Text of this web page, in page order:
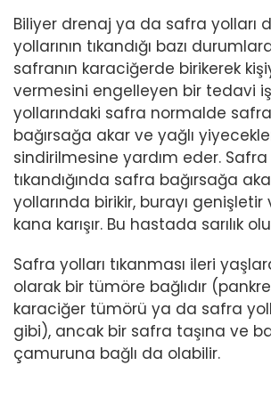
Biliyer drenaj ya da safra yolları
yollarının tıkandığı bazı
safranın karaciğerde birikerek
vermesini engelleyen bir tedavi
yollarındaki safra normalde safra
bağırsağa akar ve yağlı
sindirilmesine yardım eder. Safra
tıkandığında safra bağırsağa
yollarında birikir, burayı
kana karışır. Bu hastada sarılık
Safra yolları tıkanması ileri
olarak bir tümöre bağlıdır
karaciğer tümörü ya da safra
gibi), ancak bir safra taşına ve
çamuruna bağlı da olabilir.